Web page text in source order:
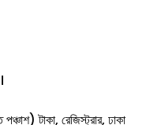
টাকা, রেজিস্ট্রার, ঢাকা